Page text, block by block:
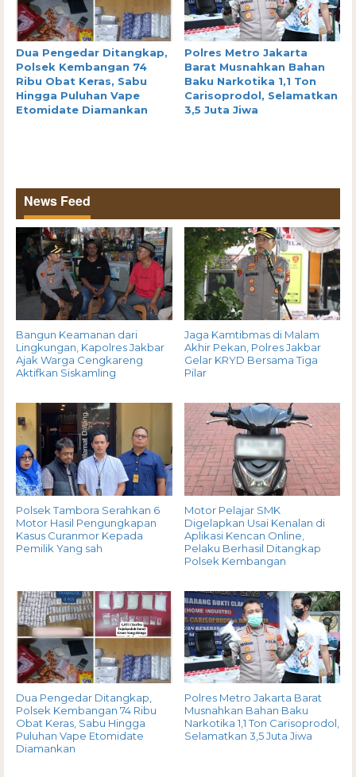
Dua Pengedar Ditangkap,
Polsek Kembangan 74
Ribu Obat Keras, Sabu
Hingga Puluhan Vape
Etomidate Diamankan
Polres Metro Jakarta
Barat Musnahkan Bahan
Baku Narkotika 1,1 Ton
Carisoprodol, Selamatkan
3,5 Juta Jiwa
News Feed
Bangun Keamanan dari
Lingkungan, Kapolres Jakbar
Ajak Warga Cengkareng
Aktifkan Siskamling
Jaga Kamtibmas di Malam
Akhir Pekan, Polres Jakbar
Gelar KRYD Bersama Tiga
Pilar
Polsek Tambora Serahkan 6
Motor Hasil Pengungkapan
Kasus Curanmor Kepada
Pemilik Yang sah
Motor Pelajar SMK
Digelapkan Usai Kenalan di
Aplikasi Kencan Online,
Pelaku Berhasil Ditangkap
Polsek Kembangan
Dua Pengedar Ditangkap,
Polsek Kembangan 74 Ribu
Obat Keras, Sabu Hingga
Puluhan Vape Etomidate
Diamankan
Polres Metro Jakarta Barat
Musnahkan Bahan Baku
Narkotika 1,1 Ton Carisoprodol,
Selamatkan 3,5 Juta Jiwa